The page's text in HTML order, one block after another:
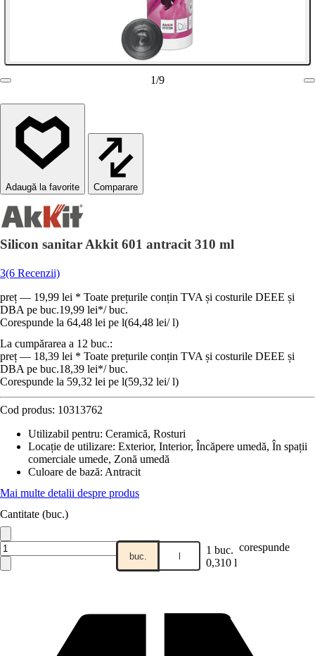
1/9
Comparare
Silicon sanitar Akkit 601 antracit 310 ml
3(6 Recenzii)
preț — 19,99 lei * Toate prețurile conțin TVA și costurile DEEE și
DBA pe buc.19,99 lei*/ buc.
Corespunde la 64,48 lei pe l(64,48 lei/ l)
La cumpărarea a 12 buc.:
preț — 18,39 lei * Toate prețurile conțin TVA și costurile DEEE și
DBA pe buc.18,39 lei*/ buc.
Corespunde la 59,32 lei pe l(59,32 lei/ l)
Cod produs: 10313762
Utilizabil pentru: Ceramică, Rosturi
Locație de utilizare: Exterior, Interior, Încăpere umedă, În spații
comerciale umede, Zonă umedă
Culoare de bază: Antracit
Mai multe detalii despre produs
Cantitate (buc.)
buc. l 1 buc. corespunde
0,310 l